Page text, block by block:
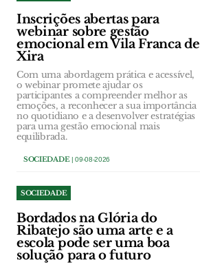
Inscrições abertas para
webinar sobre gestão
emocional em Vila Franca de
Xira
Com uma abordagem prática e acessível,
o webinar promete ajudar os
participantes a compreender melhor as
emoções, a reconhecer a sua importância
no quotidiano e a desenvolver estratégias
para uma gestão emocional mais
equilibrada.
SOCIEDADE| 09-08-2026
SOCIEDADE
Bordados na Glória do
Ribatejo são uma arte e a
escola pode ser uma boa
solução para o futuro